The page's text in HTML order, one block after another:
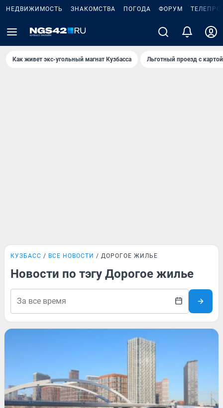
НЕДВИЖИМОСТЬ ЗНАКОМСТВА ПОГОДА ФОРУМ
Как живет экс-угольный магнат Кузбасса Льготный проезд с
КУЗБАСС ВСЕ НОВОСТИ ДОРОГОЕ ЖИЛЬЕ
Новости по тэгу Дорогое жилье